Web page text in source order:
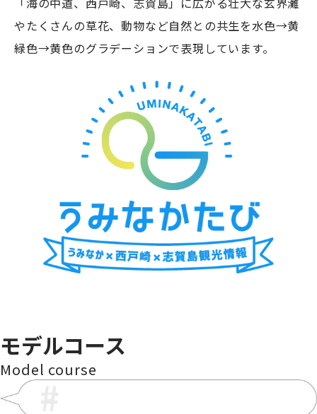
海の中道青少年海の家
潮見公園
金印ドック
中西食堂
海中街道大岳
やたくさんの草花、動物など自然との共生を水色→黄
緑色→黄色のグラデーションで表現しています。
モデルコース
Model course